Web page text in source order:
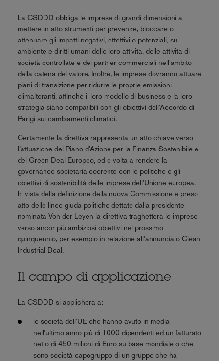
La CSDDD obbliga le imprese di grandi dimensioni a
mettere in atto strumenti per prevenire, bloccare o
attenuare gli impatti negativi, effettivi o potenziali, su
ambiente e diritti umani delle loro attività, delle attività di
società controllate e dei partner commerciali nell'ambito
della catena del valore. Inoltre, le imprese dovranno attuare
piani di transizione per ridurre le proprie emissioni
climalteranti, affinché il loro modello di business e la loro
strategia siano compatibili con gli obiettivi dell’Accordo di
Parigi sui cambiamenti climatici.
Certamente la direttiva rappresenta un atto chiave verso
l’attuazione del Piano d’Azione per la Finanza Sostenibile e
del Green Deal Europeo, ed è volta a rendere la
governance societaria coerente con le politiche e gli
obiettivi di sostenibilità delle imprese dell’Unione europea.
In vista della definizione della nuova Commissione e preso
atto delle linee giuda politiche dettate dalla presidente
nominata Von der Leyen la direttiva traghetterà le imprese
verso ancor più ambiziosi obiettivi nel prossimo
quinquennio, per esempio in relazione all’annunciato Clean
Industrial Deal.
Il campo di applicazione
La CSDDD si applicherà a:
le società dell'UE che hanno avuto in media
nell'ultimo anno più di 1000 dipendenti ed un fatturato
netto di 450 milioni di Euro su base mondiale o che
sono società capogruppo di un gruppo che ha